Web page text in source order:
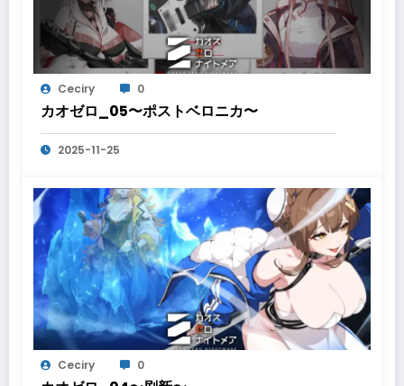
Ceciry 0
カオゼロ_05〜ポストベロニカ〜
2025-11-25
Ceciry 0